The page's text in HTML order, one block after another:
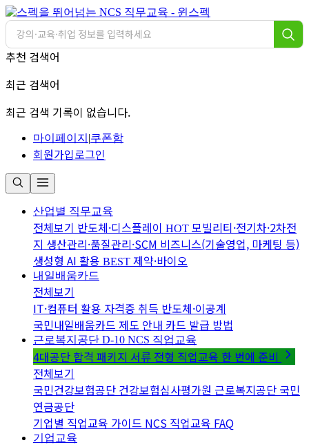
추천 검색어
최근 검색어
최근 검색 기록이 없습니다.
마이페이지 |쿠폰함
회원가입로그인
산업별 직무교육
전체보기 반도체·디스플레이 HOT 모빌리티·전기차·2차전
지 생산관리·품질관리·SCM 비즈니스(기술영업, 마케팅 등)
생성형 AI 활용 BEST 제약·바이오
내일배움카드
전체보기
IT·컴퓨터 활용 자격증 취득 반도체·이공계
국민내일배움카드 제도 안내 카드 발급 방법
근로복지공단 D-10 NCS 직업교육
4대공단 합격 패키지 서류 전형 직업교육 한 번에 준비
전체보기
국민건강보험공단 건강보험심사평가원 근로복지공단 국민
연금공단
기업별 직업교육 가이드 NCS 직업교육 FAQ
기업교육